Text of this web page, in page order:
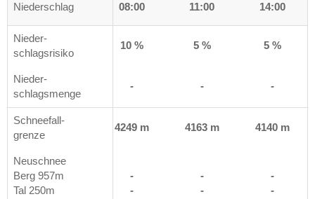
Niederschlag
05:00 08:00 11:00 14:00
Nieder-
schlagsrisiko
10 % 5 % 5 %
Nieder-
schlagsmenge
- - -
Schneefall-
grenze
4155 m 4249 m 4163 m 4140 m
Neuschnee
Berg 957m
Tal 250m
-
-
-
-
-
-
-